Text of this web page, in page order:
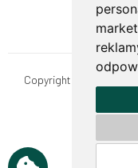
Copyright ©